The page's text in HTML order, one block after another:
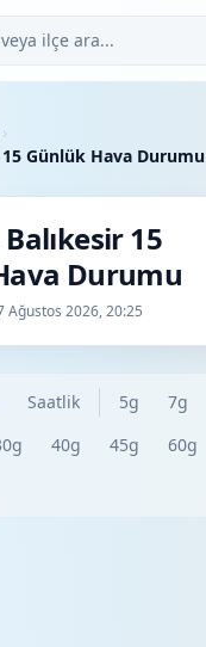
ara
›
15 Günlük Hava Durumu
15
Durumu
Ağustos 2026, 20:25
Saatlik 5g 7g
40g 45g 60g